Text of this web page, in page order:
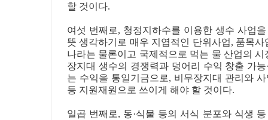
할 것이다.
여섯 번째로, 청정지하수를 이용한 생수 사업
뜻 생각하기로 매우 지엽적인 단위사업, 품목
나라는 물론이고 국제적으로 먹는 물 산업의
장지대 생수의 경쟁력과 덩어리 수익 창출 가
는 수익을 통일기금으로, 비무장지대 관리와
등 지원재원으로 쓰이게 해야 할 것이다.
일곱 번째로, 동·식물 등의 서식 분포와 식생